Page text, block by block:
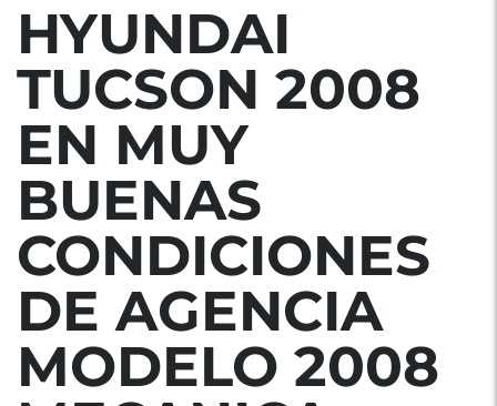
HYUNDAI
TUCSON 2008
EN MUY
BUENAS
CONDICIONES
DE AGENCIA
MODELO 2008